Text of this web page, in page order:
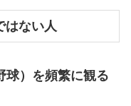
はない人
球）を頻繁に観る